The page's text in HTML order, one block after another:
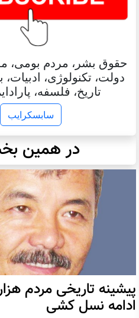
حقوق بشر، مردم بومی،
دولت، تکنولوژی،
تاریخ، فلسفه،
سابسکرایب
در همین
پيشينه تاريخی مردم
ادامه نسل کشی